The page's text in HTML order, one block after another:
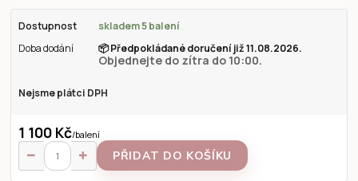
Dostupnost
skladem 5 balení
Doba dodání
📦Předpokládané doručení již 11.08.2026.
Objednejte do zítra do 10:00.
Nejsme plátci DPH
1 100 Kč/balení
PŘIDAT DO KOŠÍKU